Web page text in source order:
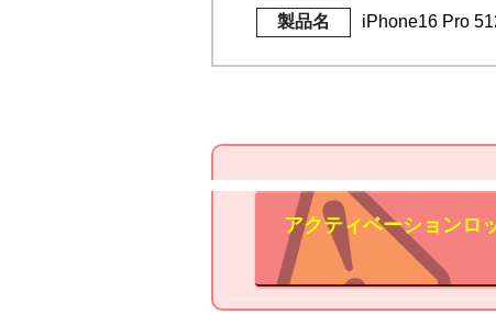
製品名 iPhone16 Pro
アクティベーションロ